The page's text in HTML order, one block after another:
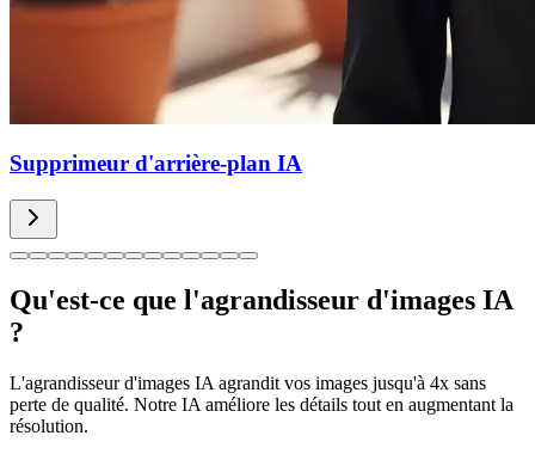
Supprimeur d'arrière-plan IA
Qu'est-ce que l'agrandisseur d'images IA
?
L'agrandisseur d'images IA agrandit vos images jusqu'à 4x sans
perte de qualité. Notre IA améliore les détails tout en augmentant la
résolution.